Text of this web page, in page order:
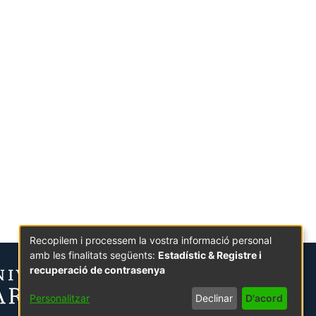
Recopilem i processem la vostra informació personal
amb les finalitats següents: Estadístic & Registre i
recuperació de contrasenya
Personalitzar Declinar D'acord